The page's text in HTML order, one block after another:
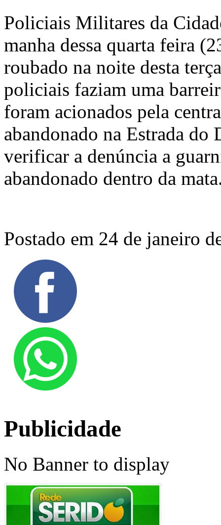
Policiais Militares da
manha dessa quarta feira
roubado na noite desta
policiais faziam uma
foram acionados pela
abandonado na Estrada
verificar a denúncia a
abandonado dentro da
Postado em 24 de janeiro
Publicidade
No Banner to display